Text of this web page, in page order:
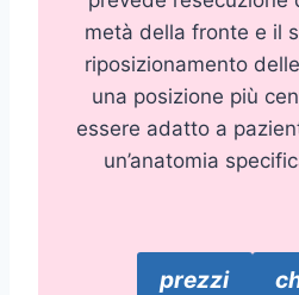
metà della fronte e il
riposizionamento
una posizione più
essere adatto a
un’anatomia
prezzi